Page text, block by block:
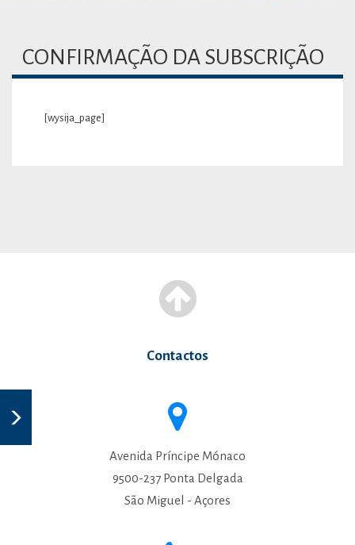
CONFIRMAÇÃO DA SUBSCRIÇÃO
[wysija_page]
Contactos
Avenida Príncipe Mónaco
9500-237 Ponta Delgada
São Miguel - Açores